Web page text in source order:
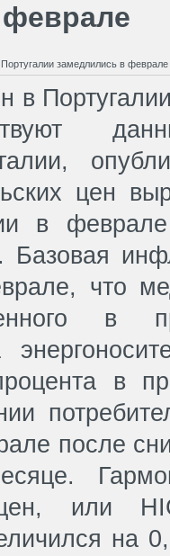
в
цен
в
Базовая
что
в
в
после
цен, или
на